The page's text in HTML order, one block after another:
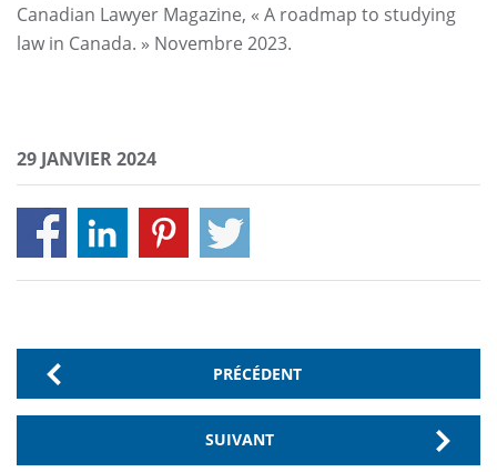
Canadian Lawyer Magazine, « A roadmap to studying
law in Canada. » Novembre 2023.
29 JANVIER 2024
PRÉCÉDENT
SUIVANT